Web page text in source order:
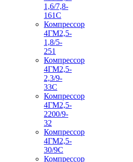
1,6/7,8-
161С
Компрессор
4ГМ2,5-
1,8/5-
251
Компрессор
4ГМ2,5-
2,3/9-
33С
Компрессор
4ГМ2,5-
2200/9-
32
Компрессор
4ГМ2,5-
30/9С
Компрессор